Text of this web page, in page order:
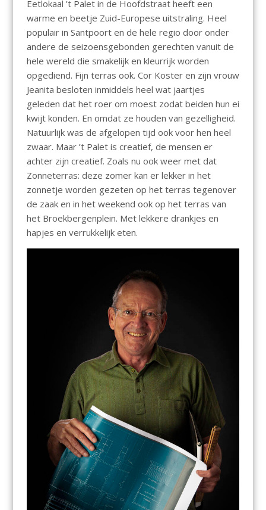
Eetlokaal ’t Palet in de Hoofdstraat heeft een
warme en beetje Zuid-Europese uitstraling. Heel
populair in Santpoort en de hele regio door onder
andere de seizoensgebonden gerechten vanuit de
hele wereld die smakelijk en kleurrijk worden
opgediend. Fijn terras ook. Cor Koster en zijn vrouw
Jeanita besloten inmiddels heel wat jaartjes
geleden dat het roer om moest zodat beiden hun ei
kwijt konden. En omdat ze houden van gezelligheid.
Natuurlijk was de afgelopen tijd ook voor hen heel
zwaar. Maar ’t Palet is creatief, de mensen er
achter zijn creatief. Zoals nu ook weer met dat
Zonneterras: deze zomer kan er lekker in het
zonnetje worden gezeten op het terras tegenover
de zaak en in het weekend ook op het terras van
het Broekbergenplein. Met lekkere drankjes en
hapjes en verrukkelijk eten.